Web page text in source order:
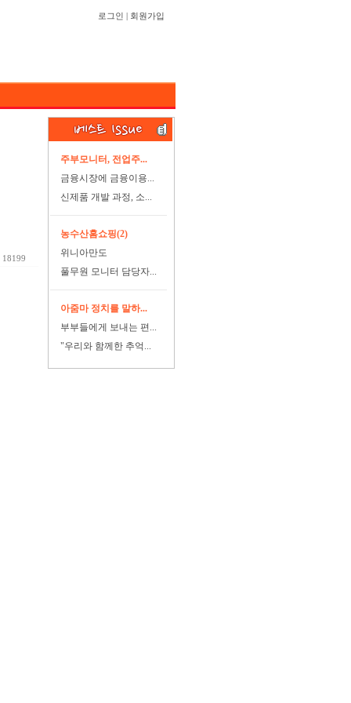
로그인 회원가입
주부모니터, 전업주...
금융시장에 금융이용...
신제품 개발 과정, 소...
농수산홈쇼핑(2)
위니아만도
풀무원 모니터 담당자...
아줌마 정치를 말하...
부부들에게 보내는 편...
"우리와 함께한 추억...